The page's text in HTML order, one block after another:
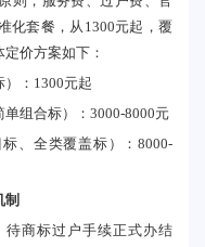
化套餐，从1300元起，覆
价方案如下：
：1300元起
组合标）：3000-8000元
、全类覆盖标）：8000-
待商标过户手续正式办结